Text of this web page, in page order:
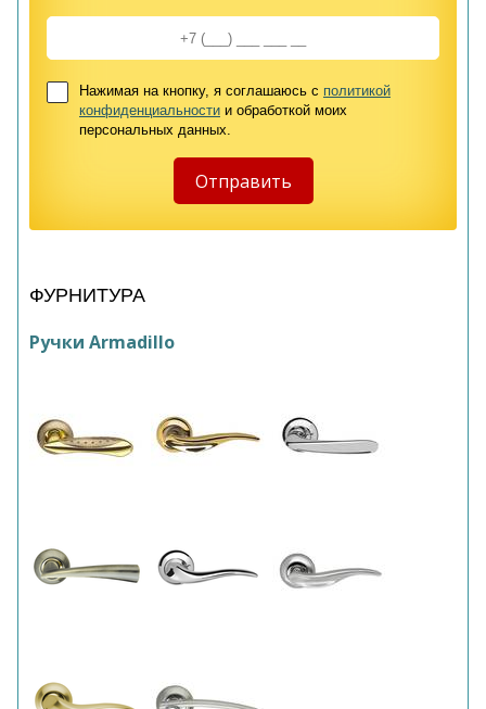
Нажимая на кнопку, я соглашаюсь с политикой
конфиденциальности и обработкой моих
персональных данных.
ФУРНИТУРА
Ручки Armadillo